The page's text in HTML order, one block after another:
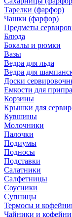
Тарелки (фарфор)
Чашки (фарфор)
Предметы
Блюда
Бокалы и рюмки
Вазы
Ведра для льда
Ведра для
Доски
Емкости для
Корзины
Крышки для
Кувшины
Молочники
Палочки
Подиумы
Подносы
Подставки
Салатники
Салфетницы
Соусники
Супницы
Термосы и
Чайники и